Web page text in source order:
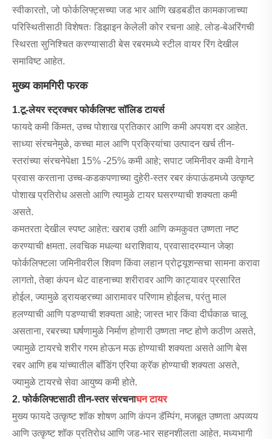
स्वीकारतो, जो फोर्कलिफ्ट्सच्या जड भार आणि खडबडीत कामकाजाच्या
परिस्थितीसाठी विशेषतः डिझाइन केलेली कोर रचना आहे. लोड-बेअरिंगची
स्थिरता सुनिश्चित करण्यासाठी बेस रबरमध्ये स्टील वायर रिंग देखील
समाविष्ट आहेत.
मुख्य कामगिरी फरक
1.टू-लेयर स्ट्रक्चर फोर्कलिफ्ट सॉलिड टायर्स
फायदे कमी किंमत, उच्च पोशाख प्रतिकार आणि कमी अपयश दर आहेत.
साध्या संरचनेमुळे, कच्चा माल आणि प्रक्रियांचा उत्पादन खर्च तीन-
स्तरांच्या संरचनेपेक्षा 15% -25% कमी आहे; सपाट जमिनीवर कमी वेगाने
प्रवास करताना उच्च-कडकपणाच्या दुहेरी-स्तर रबर कंपाऊंडमध्ये उत्कृष्ट
पोशाख प्रतिरोध असतो आणि त्यामुळे टायर घसरण्याची शक्यता कमी
असते.
कमतरता देखील स्पष्ट आहेत: खराब उशी आणि कमकुवत उष्णता नष्ट
करण्याची क्षमता. लवचिक मधल्या थराशिवाय, प्रवासादरम्यान जेव्हा
फोर्कलिफ्टला जमिनीवरील शिवण किंवा लहान प्रोट्र्यूशन्सचा सामना करावा
लागतो, तेव्हा कंपन थेट वाहनाच्या शरीरावर आणि काट्यावर प्रसारित
होईल, ज्यामुळे ड्रायव्हरच्या आरामावर परिणाम होईलच, परंतु माल
हलण्याची आणि पडण्याची शक्यता आहे; जास्त भार किंवा दीर्घकाळ चालू
असताना, रबरच्या घर्षणामुळे निर्माण होणारी उष्णता नष्ट होणे कठीण असते,
ज्यामुळे टायरचे शरीर गरम होऊन मऊ होण्याची शक्यता असते आणि बेस
रबर आणि हब यांच्यातील बाँडिंग एरिया क्रॅक होण्याची शक्यता असते,
ज्यामुळे टायरचे सेवा आयुष्य कमी होते.
2. फोर्कलिफ्टसाठी तीन-स्तर संरचनाघन टायर
मुख्य फायदे उत्कृष्ट शॉक शोषण आणि कंपन डॅम्पिंग, मजबूत उष्णता अपव्यय
आणि उत्कृष्ट शॉक प्रतिरोध आणि जड-भार सहनशीलता आहेत. मध्यभागी